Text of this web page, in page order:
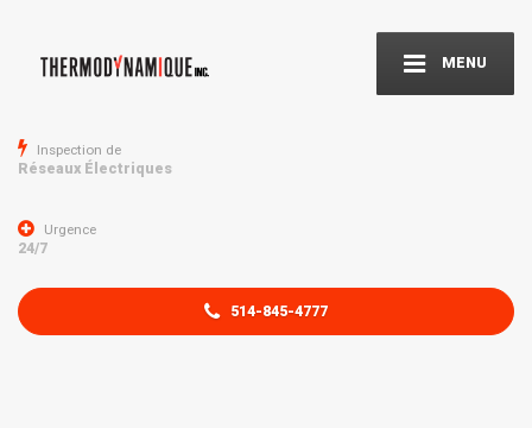
MENU
Inspection de
Réseaux Électriques
Urgence
24/7
514-845-4777